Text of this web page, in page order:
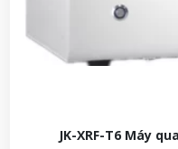
JK-XRF-T6 Máy